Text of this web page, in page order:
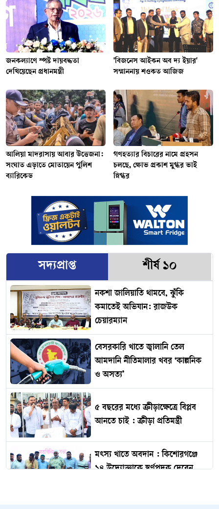
জনকল্যাণে স্পষ্ট দায়বদ্ধতা
দেখিয়েছেন প্রধানমন্ত্রী
'বিজনেস আইকন অব দ্য ইয়ার'
সম্মাননায় শওকত আজিজ
আলিয়া মাদরাসায় আবার উত্তেজনা:
সংঘাত এড়াতে মোতায়েন পুলিশ
ব্যারিকেড
গণহত্যার বিচারের নামে প্রহসন
চলছে, ক্ষোভ প্রকাশ মুগ্ধর ভাই
স্নিগ্ধর
সদ্যপ্রাপ্ত শীর্ষ ১০
নকশা জালিয়াতি থামবে, ঝুঁকি
কমাতেই অভিযান: রাজউক
চেয়ারম্যান
বেসরকারি খাতে জ্বালানি তেল
আমদানি নীতিমালার খবর ‘কাল্পনিক
ও অসত্য’
৫ বছরের মধ্যে ক্রীড়াক্ষেত্রে বিপ্লব
আনতে চাই : ক্রীড়া প্রতিমন্ত্রী
মৎস্য খাতে অবদান : কিশোরগঞ্জে
১৪ উদ্যোক্তাকে স্বর্ণপদক দেবেন